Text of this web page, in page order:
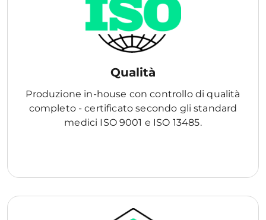
Qualità
Produzione in-house con controllo di qualità
completo - certificato secondo gli standard
medici ISO 9001 e ISO 13485.